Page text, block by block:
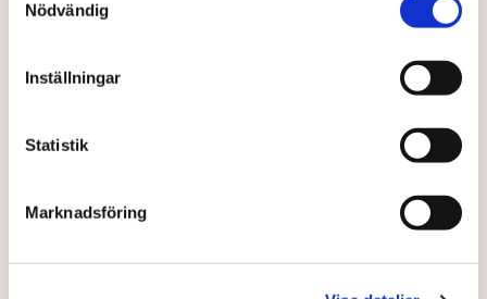
Nödvändig
Inställningar
Statistik
Marknadsföring
Ledare: Sluta slösa tid på
miljonbelopp
I näringslivet hanteras tid som en dyrbar resurs men
Peter Wennblad i en SvD-ledare.